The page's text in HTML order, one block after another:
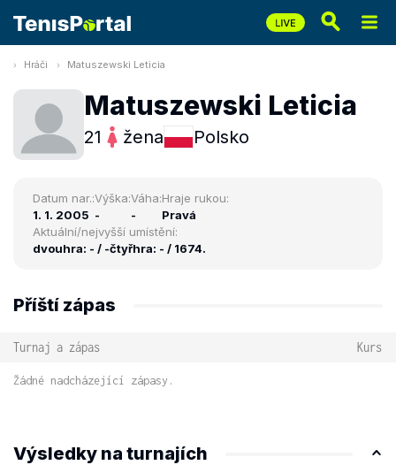
Hráči Matuszewski Leticia
Matuszewski Leticia
21 žena Polsko
Datum nar.:
1. 1. 2005
Výška:
-
Váha:
-
Hraje rukou:
Pravá
Aktuální/nejvyšší umístění:
dvouhra: - / -čtyřhra: - / 1674.
Příští zápas
Turnaj a zápas Kurs
Žádné nadcházející zápasy.
Výsledky na turnajích